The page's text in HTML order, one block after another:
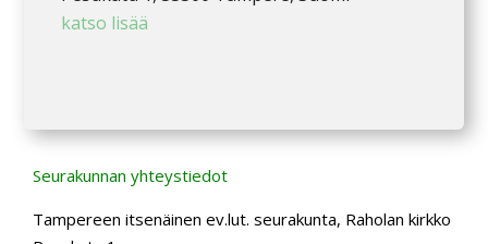
katso lisää
Seurakunnan yhteystiedot
Tampereen itsenäinen ev.lut. seurakunta, Raholan kirkko